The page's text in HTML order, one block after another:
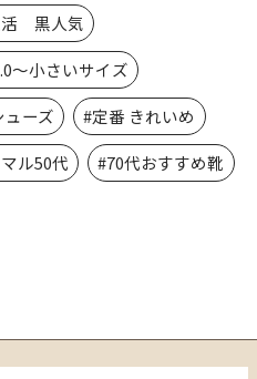
活 黒人気
～小さいサイズ
ーズ #定番 きれいめ
ル50代 #70代おすすめ靴